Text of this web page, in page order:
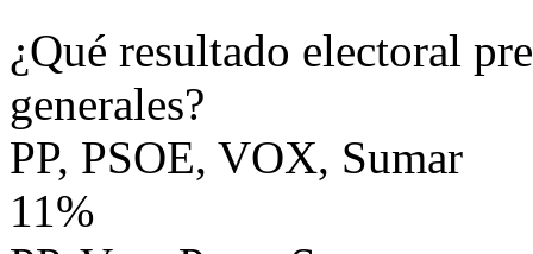
¿Qué resultado electoral
generales?
PP, PSOE, VOX, Sumar
11%